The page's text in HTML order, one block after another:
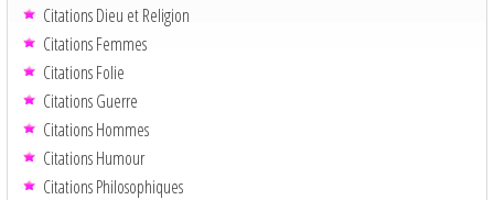
Citations Dieu et Religion
Citations Femmes
Citations Folie
Citations Guerre
Citations Hommes
Citations Humour
Citations Philosophiques